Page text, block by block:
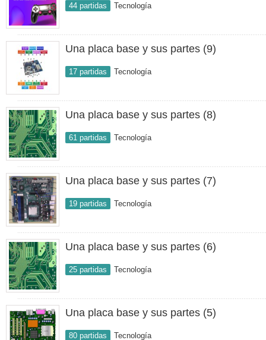
44 partidas Tecnología
Una placa base y sus partes (9)
17 partidas Tecnología
Una placa base y sus partes (8)
61 partidas Tecnología
Una placa base y sus partes (7)
19 partidas Tecnología
Una placa base y sus partes (6)
25 partidas Tecnología
Una placa base y sus partes (5)
80 partidas Tecnología